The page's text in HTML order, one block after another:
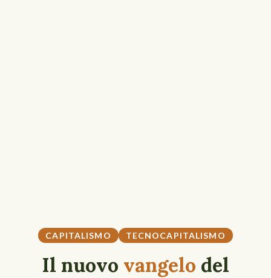
CAPITALISMO TECNOCAPITALISMO
Il nuovo vangelo del